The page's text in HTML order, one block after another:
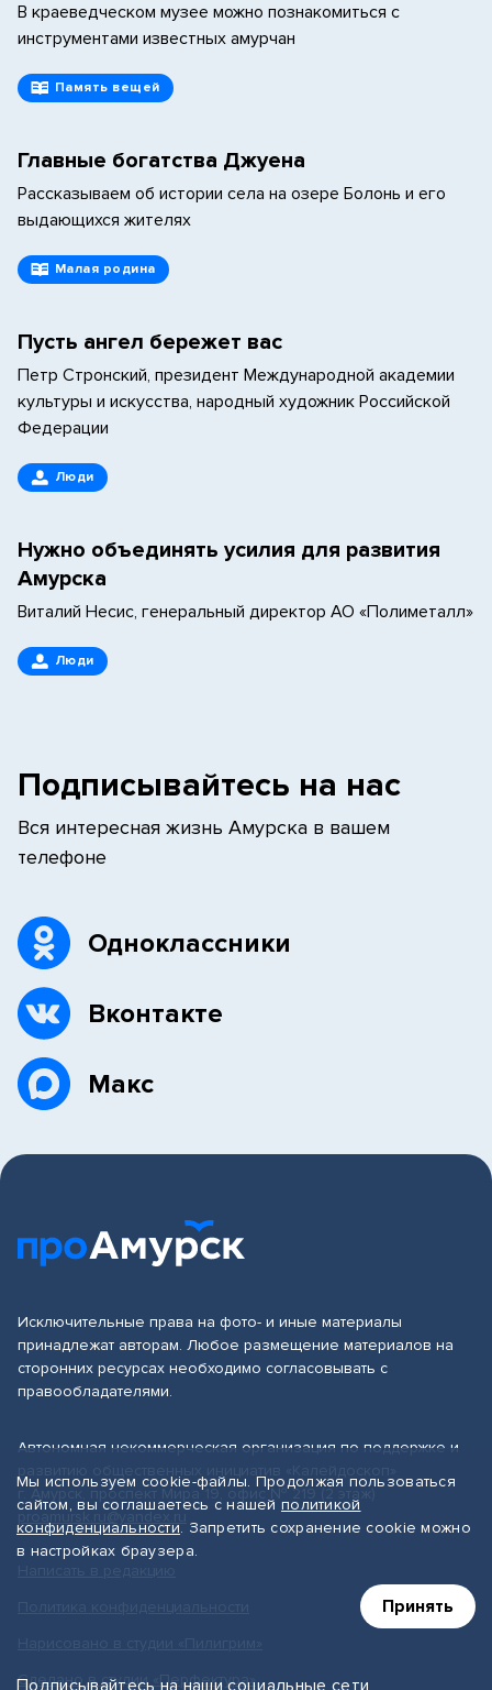
В краеведческом музее можно познакомиться с
инструментами известных амурчан
Память вещей
Главные богатства Джуена
Рассказываем об истории села на озере Болонь и его
выдающихся жителях
Малая родина
Пусть ангел бережет вас
Петр Стронский, президент Международной академии
культуры и искусства, народный художник Российской
Федерации
Люди
Нужно объединять усилия для развития
Амурска
Виталий Несис, генеральный директор АО «Полиметалл»
Люди
Подписывайтесь на нас
Вся интересная жизнь Амурска в вашем
телефоне
Одноклассники
Вконтакте
Макс
Исключительные права на фото- и иные материалы
принадлежат авторам. Любое размещение материалов на
сторонних ресурсах необходимо согласовывать с
правообладателями.
Автономная некоммерческая организация по поддержке и
г. Амурск, проспект Мира 19, офис № 219 (2 этаж)
proamursk.ru@yandex.ru
Сделано в студии «Перфектура»
Мы используем cookie-файлы. Продолжая пользоваться
сайтом, вы соглашаетесь с нашей политикой
конфиденциальности. Запретить сохранение cookie можно
в настройках браузера.
Принять
Подписывайтесь на наши социальные сети